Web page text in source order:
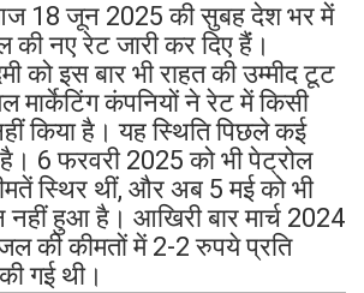
18 जून 2025 की सुबह देश भर में
नए रेट जारी कर दिए हैंं।
को इस बार भी राहत की उम्मीद टूट
मार्केटिंग कंपनियों ने रेट में किसी
किया है। यह स्थिति पिछले कई
6 फरवरी 2025 को भी पेट्रोल
स्थिर थीं, और अब 5 मई को भी
हुआ है। आखिरी बार मार्च 2024
की कीमतों में 2-2 रुपये प्रति
गई थी।